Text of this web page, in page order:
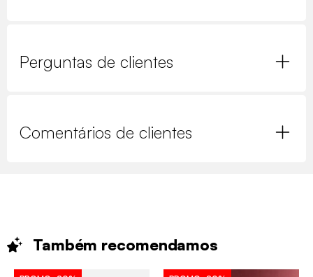
Perguntas de clientes
Comentários de clientes
Também recomendamos